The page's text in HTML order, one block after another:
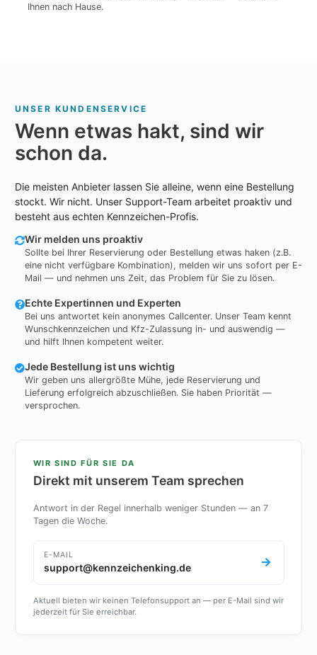
Ihnen nach Hause.
UNSER KUNDENSERVICE
Wenn etwas hakt, sind wir
schon da.
Die meisten Anbieter lassen Sie alleine, wenn eine Bestellung
stockt. Wir nicht. Unser Support-Team arbeitet proaktiv und
besteht aus echten Kennzeichen-Profis.
Wir melden uns proaktiv
Sollte bei Ihrer Reservierung oder Bestellung etwas haken (z.B.
eine nicht verfügbare Kombination), melden wir uns sofort per E-
Mail — und nehmen uns Zeit, das Problem für Sie zu lösen.
Echte Expertinnen und Experten
Bei uns antwortet kein anonymes Callcenter. Unser Team kennt
Wunschkennzeichen und Kfz-Zulassung in- und auswendig —
und hilft Ihnen kompetent weiter.
Jede Bestellung ist uns wichtig
Wir geben uns allergrößte Mühe, jede Reservierung und
Lieferung erfolgreich abzuschließen. Sie haben Priorität —
versprochen.
WIR SIND FÜR SIE DA
Direkt mit unserem Team sprechen
Antwort in der Regel innerhalb weniger Stunden — an 7
Tagen die Woche.
E-MAIL
support@kennzeichenking.de
Aktuell bieten wir keinen Telefonsupport an — per E-Mail sind wir
jederzeit für Sie erreichbar.